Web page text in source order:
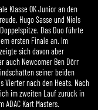
Klasse OK Junior an den
Hugo Sasse und Niels
Das Duo führte
ersten Finale an. Im
sich davon aber
auch Newcomer Ben Dörr
seiner beiden
Vierter nach den Heats. Nach
im zweiten Lauf zurück in
Kart Masters.